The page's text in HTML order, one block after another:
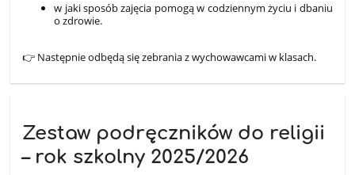
w jaki sposób zajęcia pomogą w codziennym życiu i dbaniu
o zdrowie.
👉 Następnie odbędą się zebrania z wychowawcami w klasach.
Zestaw podręczników do religii
– rok szkolny 2025/2026